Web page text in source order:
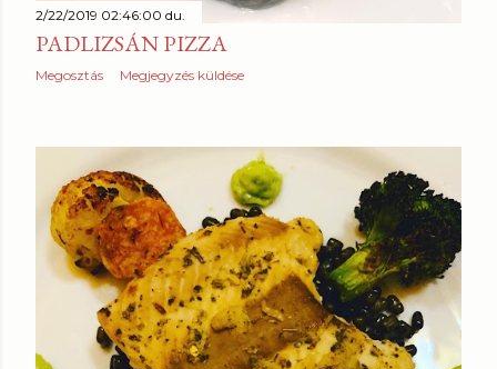
2/22/2019 02:46:00 du.
PADLIZSÁN PIZZA
Megosztás Megjegyzés küldése